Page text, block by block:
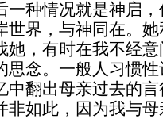
一种情况就是神启
世界，与神同在。
她，有时在我不经
思念。一般人习惯
中翻出母亲过去的
非如此，因为我与